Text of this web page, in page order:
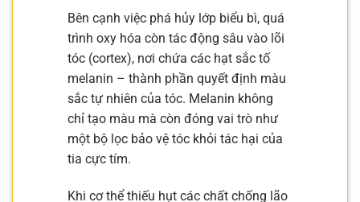
Bên cạnh việc phá hủy lớp biểu bì, quá
trình oxy hóa còn tác động sâu vào lõi
tóc (cortex), nơi chứa các hạt sắc tố
melanin – thành phần quyết định màu
sắc tự nhiên của tóc. Melanin không
chỉ tạo màu mà còn đóng vai trò như
một bộ lọc bảo vệ tóc khỏi tác hại của
tia cực tím.
Khi cơ thể thiếu hụt các chất chống lão